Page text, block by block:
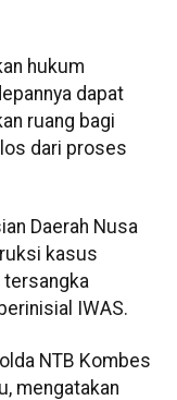
hukum
dapat
ruang bagi
dari proses
Daerah Nusa
kasus
tersangka
IWAS.
NTB Kombes
mengatakan